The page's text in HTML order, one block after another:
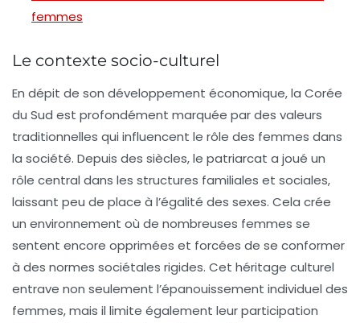
femmes
Le contexte socio-culturel
En dépit de son développement économique, la Corée
du Sud est profondément marquée par des valeurs
traditionnelles qui influencent le rôle des femmes dans
la société. Depuis des siècles, le patriarcat a joué un
rôle central dans les structures familiales et sociales,
laissant peu de place à l’égalité des sexes. Cela crée
un environnement où de nombreuses femmes se
sentent encore opprimées et forcées de se conformer
à des normes sociétales rigides. Cet héritage culturel
entrave non seulement l’épanouissement individuel des
femmes, mais il limite également leur participation